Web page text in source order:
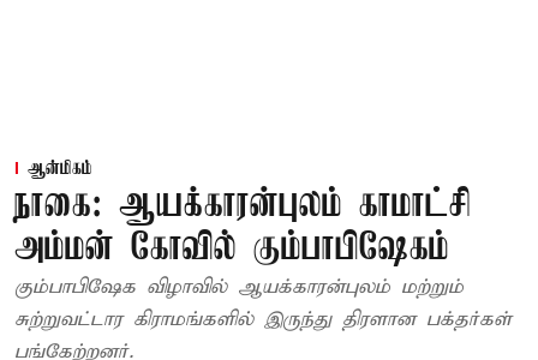
ஆன்மிகம்
நாகை: ஆயக்காரன்புலம் காமாட்சி
அம்மன் கோவில் கும்பாபிஷேகம்
கும்பாபிஷேக விழாவில் ஆயக்காரன்புலம் மற்றும்
சுற்றுவட்டார கிராமங்களில் இருந்து திரளான பக்தர்கள்
பங்கேற்றனர்.